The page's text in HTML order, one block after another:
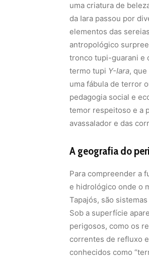
uma criatura de
da Iara passou por
elementos das
antropológico
tronco tupi-guarani e
termo tupi Y-Iara,
uma fábula de terror
pedagogia social e
temor respeitoso e a
avassalador e das
A geografia do
Para compreender a
e hidrológico onde o
Tapajós, são
Sob a superfície
perigosos, como os
correntes de refluxo
conhecidos como